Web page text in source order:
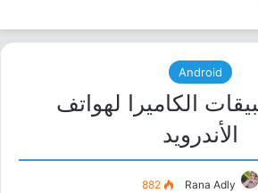
Android
الكاميرا لهواتف
الأندرويد
Rana Adly
882